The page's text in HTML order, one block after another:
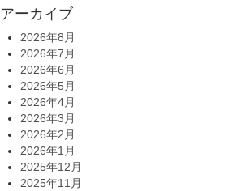
アーカイブ
2026年8月
2026年7月
2026年6月
2026年5月
2026年4月
2026年3月
2026年2月
2026年1月
2025年12月
2025年11月